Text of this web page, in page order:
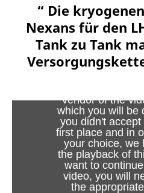
“ Die
Nexans für den
Tank zu Tank
Der Wettlauf zum Netto-
begonnen! Um die
überqueren, muss die
vendor of the
which you will be
you didn't
first place and in
your choice, we
the playback of
want to
video, you will
the